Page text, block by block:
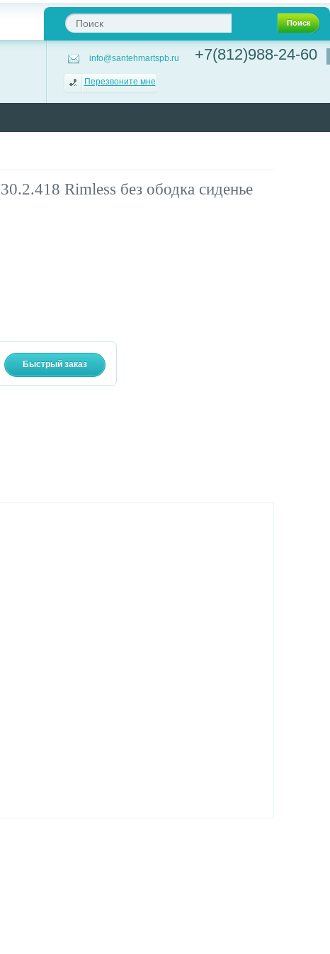
Поиск
info@santehmartspb.ru
Перезвоните мне
+7(812)988-24-60
Rimless без ободка сиденье